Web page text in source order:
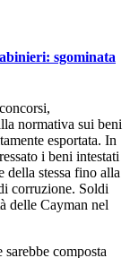
sgominata
normativa sui beni
esportata. In
i beni intestati
della stessa fino alla
corruzione. Soldi
delle Cayman nel
composta